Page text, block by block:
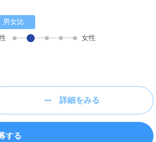
男女比
女性
詳細をみる
する